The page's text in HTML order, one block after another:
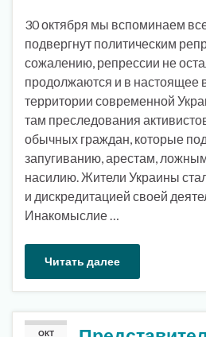
30 октября мы вспоминаем
подвергнут политическим
сожалению, репрессии не
продолжаются и в настоящее
территории современной
там преследования
обычных граждан, которые
запугиванию, арестам,
насилию. Жители Украины
и дискредитацией своей
Инакомыслие …
Читать далее
ОКТ